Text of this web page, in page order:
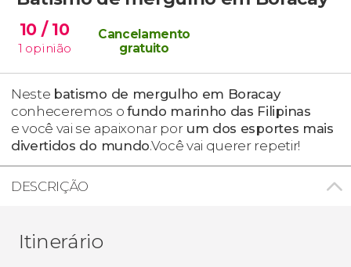
10 / 10
1 opinião
Cancelamento
gratuito
Neste batismo de mergulho em Boracay
conheceremos ofundo marinho das Filipinas
e você vai se apaixonar porum dos esportes mais
divertidos do mundo.Você vai querer repetir!
DESCRIÇÃO
Itinerário